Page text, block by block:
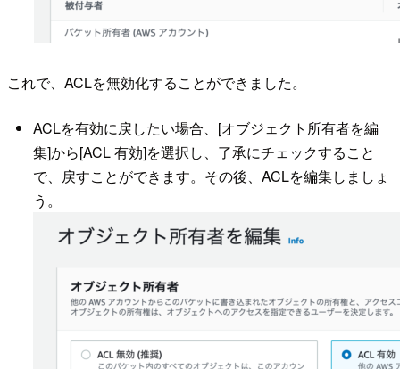
これで、ACLを無効化することができました。
ACLを有効に戻したい場合、[オブジェクト所有者を編
集]から[ACL 有効]を選択し、了承にチェックすること
で、戻すことができます。その後、ACLを編集しましょ
う。